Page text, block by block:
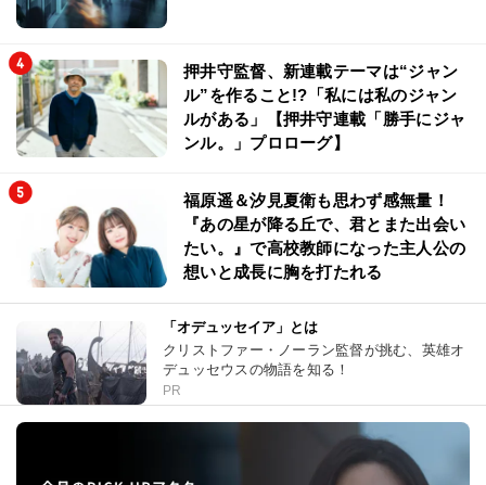
押井守監督、新連載テーマは“ジャン
ル”を作ること!?「私には私のジャン
ルがある」【押井守連載「勝手にジャ
ンル。」プロローグ】
福原遥＆汐見夏衛も思わず感無量！
『あの星が降る丘で、君とまた出会い
たい。』で高校教師になった主人公の
想いと成長に胸を打たれる
「オデュッセイア」とは
クリストファー・ノーラン監督が挑む、英雄オ
デュッセウスの物語を知る！
PR